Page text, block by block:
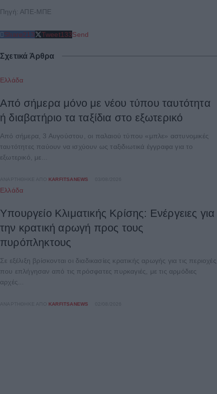
Πηγή: ΑΠΕ-ΜΠΕ
Share213 Tweet133Send
Σχετικά Άρθρα
Ελλάδα
Από σήμερα μόνο με νέου τύπου ταυτότητα
ή διαβατήριο τα ταξίδια στο εξωτερικό
Από σήμερα, 3 Αυγούστου, οι παλαιού τύπου «μπλε» αστυνομικές
ταυτότητες παύουν να ισχύουν ως ταξιδιωτικά έγγραφα για το
εξωτερικό, με...
ΑΝΑΡΤΉΘΗΚΕ ΑΠΌ KARFITSANEWS
Ελλάδα
Υπουργείο Κλιματικής Κρίσης: Ενέργειες για
την κρατική αρωγή προς τους
πυρόπληκτους
Σε εξέλιξη βρίσκονται οι διαδικασίες κρατικής αρωγής για τις περιοχές
που επλήγησαν από τις πρόσφατες πυρκαγιές, με τις αρμόδιες
αρχές...
ΑΝΑΡΤΉΘΗΚΕ ΑΠΌ KARFITSANEWS